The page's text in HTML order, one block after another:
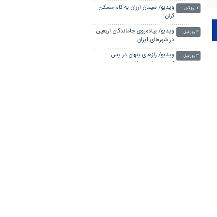
ویدیو/ سیمان ارزان به کام مسکن
گران!
۲ روز قبل
ویدیو/ پیاده‌روی جاماندگان اربعین
در شهرهای ایران
۳ روز قبل
ویدیو/ رازهای پنهان در پس
اسپاسم‌های عضلانی
۳ روز قبل